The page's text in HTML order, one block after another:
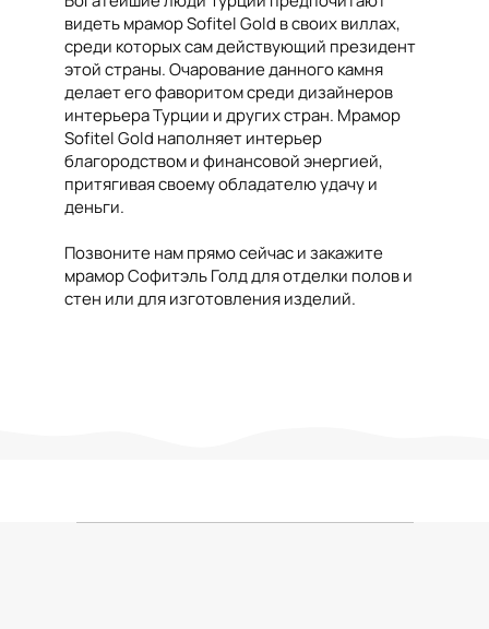
видеть мрамор Sofitel Gold в своих виллах,
среди которых сам действующий президент
этой страны. Очарование данного камня
делает его фаворитом среди дизайнеров
интерьера Турции и других стран. Мрамор
Sofitel Gold наполняет интерьер
благородством и финансовой энергией,
притягивая своему обладателю удачу и
деньги.
Позвоните нам прямо сейчас и закажите
мрамор Софитэль Голд для отделки полов и
стен или для изготовления изделий.